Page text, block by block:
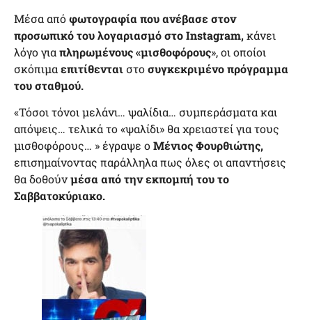
Μέσα απόφωτογραφία που ανέβασε στον
προσωπικό του λογαριασμό στο Instagram,κάνει
λόγο γιαπληρωμένους «μισθοφόρους», οι οποίοι
σκόπιμαεπιτίθενταιστοσυγκεκριμένο πρόγραμμα
του σταθμού.
«Τόσοι τόνοι μελάνι… ψαλίδια… συμπεράσματα και
απόψεις… τελικά το «ψαλίδι» θα χρειαστεί για τους
μισθοφόρους… » έγραψε οΜένιος Φουρθιώτης,
επισημαίνοντας παράλληλα πως όλες οι απαντήσεις
θα δοθούνμέσα από την εκπομπή του το
Σαββατοκύριακο.